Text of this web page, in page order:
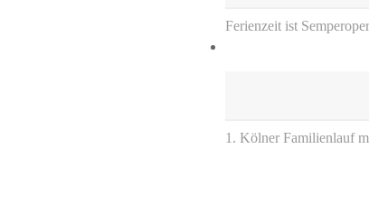
Ferienzeit ist
1. Kölner Familienlauf